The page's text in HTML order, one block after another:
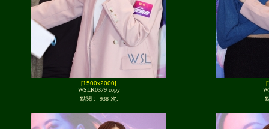
[1500x2000]
WSLR0379 copy
點閱： 938 次.